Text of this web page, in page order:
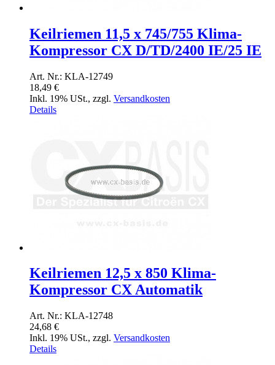
Keilriemen 11,5 x 745/755 Klima-
Kompressor CX D/TD/2400 IE/25 IE
Art. Nr.: KLA-12749
18,49 €
Inkl. 19% USt., zzgl. Versandkosten
Details
Keilriemen 12,5 x 850 Klima-
Kompressor CX Automatik
Art. Nr.: KLA-12748
24,68 €
Inkl. 19% USt., zzgl. Versandkosten
Details